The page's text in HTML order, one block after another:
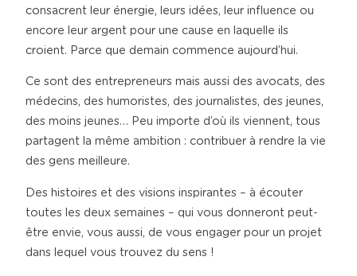
consacrent leur énergie, leurs idées, leur influence ou
encore leur argent pour une cause en laquelle ils
croient. Parce que demain commence aujourd’hui.
Ce sont des entrepreneurs mais aussi des avocats, des
médecins, des humoristes, des journalistes, des jeunes,
des moins jeunes… Peu importe d’où ils viennent, tous
partagent la même ambition : contribuer à rendre la vie
des gens meilleure.
Des histoires et des visions inspirantes – à écouter
toutes les deux semaines – qui vous donneront peut-
être envie, vous aussi, de vous engager pour un projet
dans lequel vous trouvez du sens !